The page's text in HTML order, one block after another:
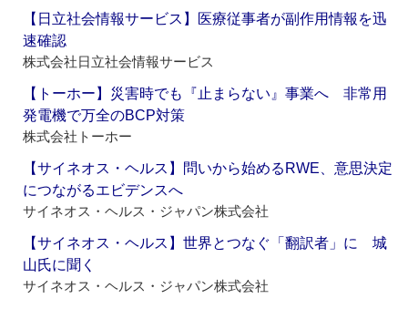
【日立社会情報サービス】医療従事者が副作用情報を迅
速確認
株式会社日立社会情報サービス
【トーホー】災害時でも『止まらない』事業へ 非常用
発電機で万全のBCP対策
株式会社トーホー
【サイネオス・ヘルス】問いから始めるRWE、意思決定
につながるエビデンスへ
サイネオス・ヘルス・ジャパン株式会社
【サイネオス・ヘルス】世界とつなぐ「翻訳者」に 城
山氏に聞く
サイネオス・ヘルス・ジャパン株式会社